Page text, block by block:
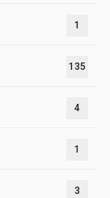
1
135
4
1
3